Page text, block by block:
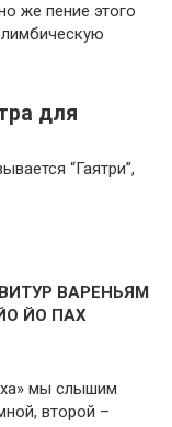
же пение этого
для
“Гаятри”,
ВАРЕНЬЯМ
ЙО ПАХ
мы слышим
второй –